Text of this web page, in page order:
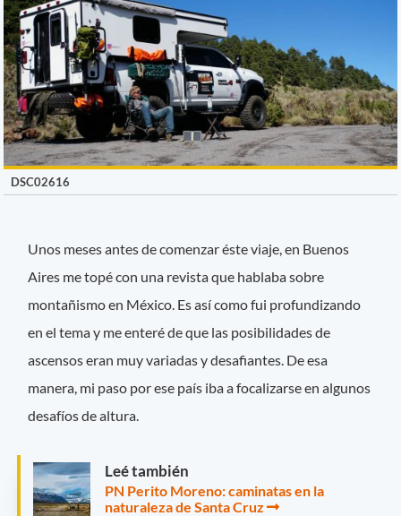
DSC02616
Unos meses antes de comenzar éste viaje, en Buenos
Aires me topé con una revista que hablaba sobre
montañismo en México. Es así como fui profundizando
en el tema y me enteré de que las posibilidades de
ascensos eran muy variadas y desafiantes. De esa
manera, mi paso por ese país iba a focalizarse en algunos
desafíos de altura.
Leé también
PN Perito Moreno: caminatas en la
naturaleza de Santa Cruz